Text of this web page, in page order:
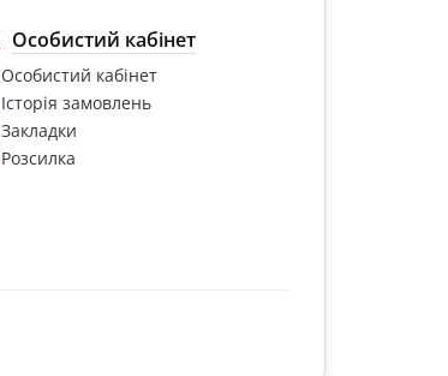
Особистий кабінет
Особистий кабінет
Історія замовлень
Закладки
Розсилка